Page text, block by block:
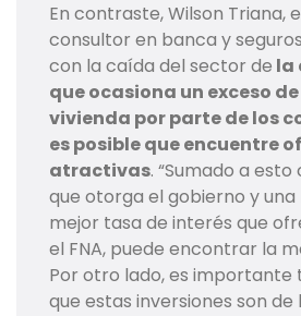
En contraste, Wilson Triana,
consultor en banca y
con la caída del sector de la
que ocasiona un exceso
vivienda por parte de los
es posible que encuentre
atractivas. “Sumado a
que otorga el gobierno y una
mejor tasa de interés que
el FNA, puede encontrar la
Por otro lado, es
que estas inversiones son de